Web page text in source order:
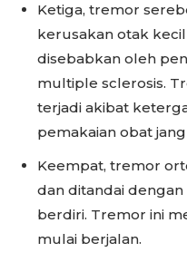
Ketiga, tremor
kerusakan otak
disebabkan oleh
multiple sclerosis.
terjadi akibat
pemakaian obat
Keempat, tremor
dan ditandai
berdiri. Tremor ini
mulai berjalan.